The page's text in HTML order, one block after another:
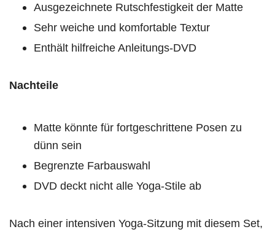
Ausgezeichnete Rutschfestigkeit der Matte
Sehr weiche und komfortable Textur
Enthält hilfreiche Anleitungs-DVD
Nachteile
Matte könnte für fortgeschrittene Posen zu
dünn sein
Begrenzte Farbauswahl
DVD deckt nicht alle Yoga-Stile ab
Nach einer intensiven Yoga-Sitzung mit diesem Set,